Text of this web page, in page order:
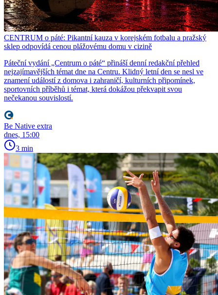
CENTRUM o páté: Pikantní kauza v korejském fotbalu a pražský
sklep odpovídá cenou plážovému domu v cizině
Páteční vydání „Centrum o páté“ přináší denní redakční přehled
nejzajímavějších témat dne na Centru. Klidný letní den se nesl ve
znamení událostí z domova i zahraničí, kulturních připomínek,
sportovních příběhů i témat, která dokážou překvapit svou
nečekanou souvislostí.
Be Native extra
dnes, 15:00
3 min